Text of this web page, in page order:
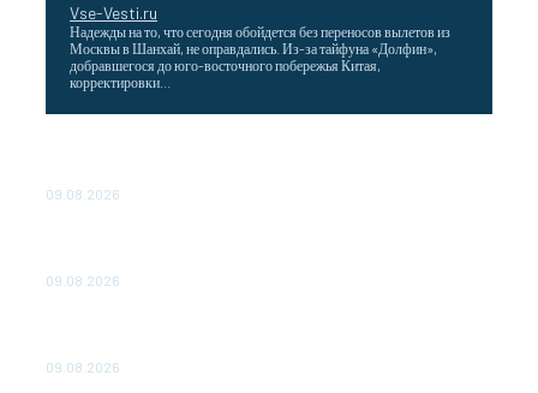
Vse-Vesti.ru
Надежды на то, что сегодня обойдется без переносов вылетов из
Москвы в Шанхай, не оправдались. Из-за тайфуна «Долфин»,
добравшегося до юго-восточного побережья Китая,
корректировки...
09.08.2026
09.08.2026
09.08.2026